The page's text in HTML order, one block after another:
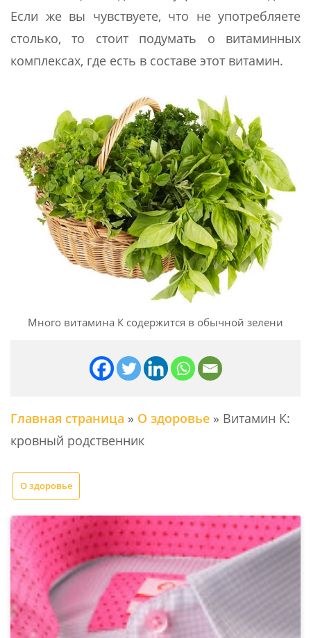
Если же вы чувствуете, что не употребляете
столько, то стоит подумать о витаминных
комплексах, где есть в составе этот витамин.
Много витамина К содержится в обычной зелени
Главная страница » О здоровье » Витамин К:
кровный родственник
О здоровье